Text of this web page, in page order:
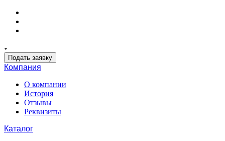
Подать заявку
Компания
О компании
История
Отзывы
Реквизиты
Каталог